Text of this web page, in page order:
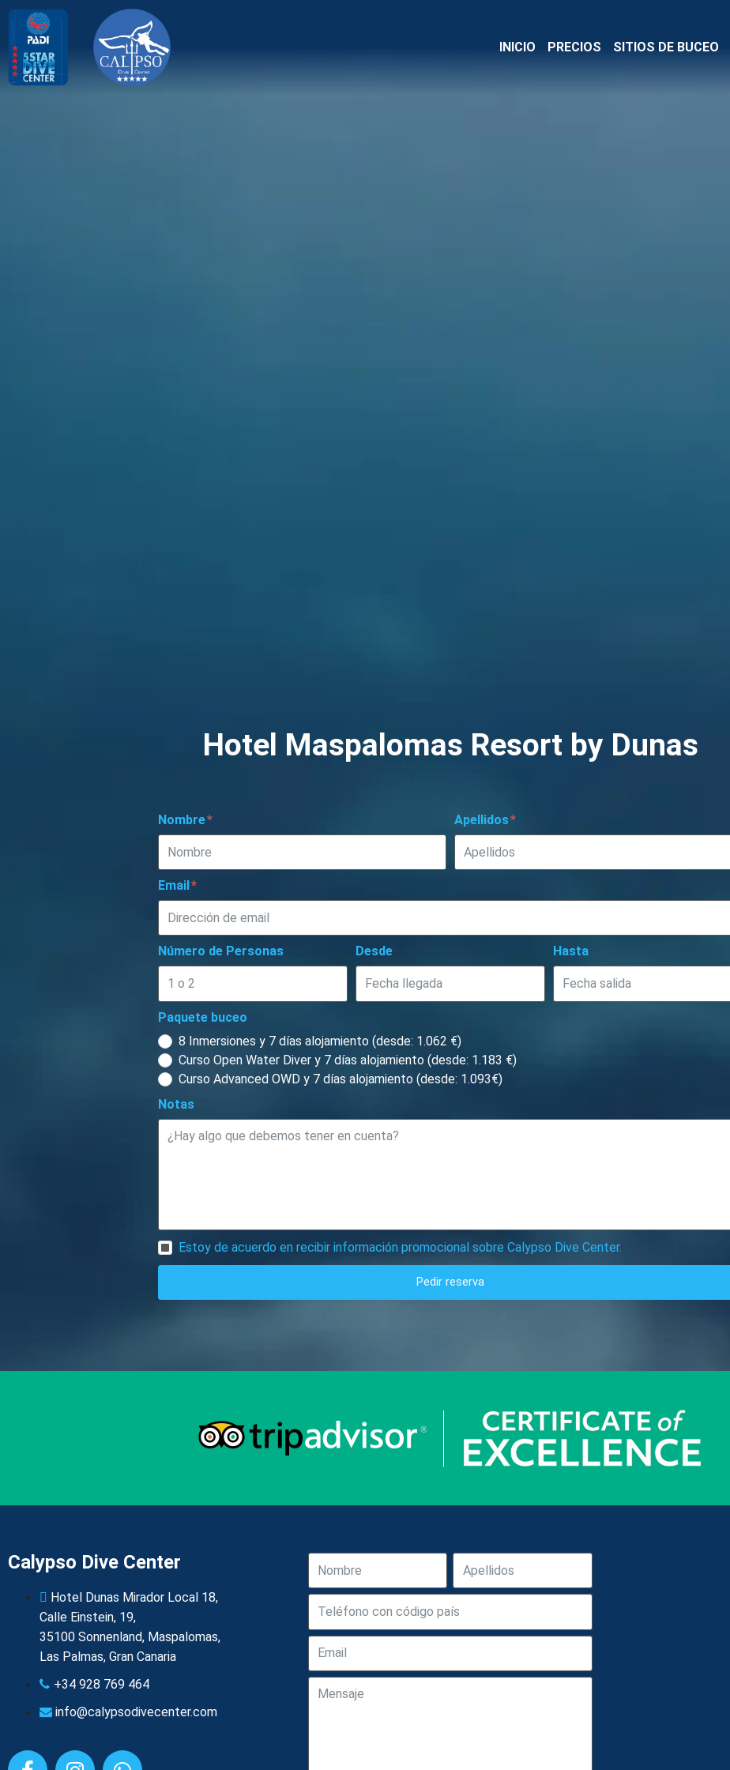
INICIO PRECIOS SITIOS DE BUCEO
Hotel Maspalomas Resort by Dunas
Nombre Apellidos
Email
Número de Personas Desde Hasta
Paquete buceo
8 Inmersiones y 7 días alojamiento (desde: 1.062 €)
Curso Open Water Diver y 7 días alojamiento (desde: 1.183 €)
Curso Advanced OWD y 7 días alojamiento (desde: 1.093€)
Notas
Estoy de acuerdo en recibir información promocional sobre Calypso Dive Center.
Pedir reserva
Calypso Dive Center
Hotel Dunas Mirador Local 18,
Calle Einstein, 19,
35100 Sonnenland, Maspalomas,
Las Palmas, Gran Canaria
+34 928 769 464
info@calypsodivecenter.com